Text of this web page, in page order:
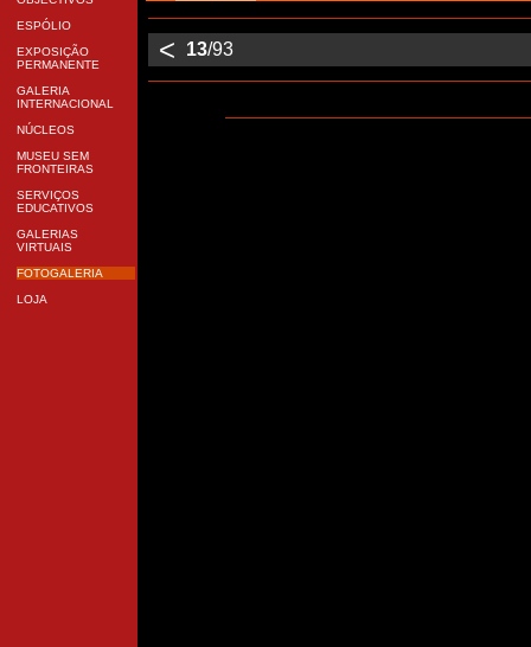
ESPÓLIO
EXPOSIÇÃO
PERMANENTE
GALERIA
INTERNACIONAL
NÚCLEOS
MUSEU SEM
FRONTEIRAS
SERVIÇOS
EDUCATIVOS
GALERIAS
VIRTUAIS
FOTOGALERIA
LOJA
< 13/93